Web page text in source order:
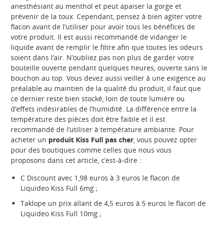
anesthésiant au menthol et peut apaiser la gorge et
prévenir de la toux. Cependant, pensez à bien agiter votre
flacon avant de l’utiliser pour avoir tous les bénéfices de
votre produit. Il est aussi recommandé de vidanger le
liquide avant de remplir le filtre afin que toutes les odeurs
soient dans l’air. N’oubliez pas non plus de garder votre
bouteille ouverte pendant quelques heures, ouverte sans le
bouchon au top. Vous devez aussi veiller à une exigence au
préalable au maintien de la qualité du produit, il faut que
ce dernier reste bien stocké, loin de toute lumière ou
d’effets indésirables de l’humidité. La différence entre la
température des pièces doit être faible et il est
recommandé de l’utiliser à température ambiante. Pour
acheter un produit Kiss Full pas cher, vous pouvez opter
pour des boutiques comme celles que nous vous
proposons dans cet article, c’est-à-dire :
C Discount avec 1,98 euros à 3 euros le flacon de
Liquideo Kiss Full 6mg ;
Taklope un prix allant de 4,5 euros à 5 euros le flacon de
Liquideo Kiss Full 10mg ;